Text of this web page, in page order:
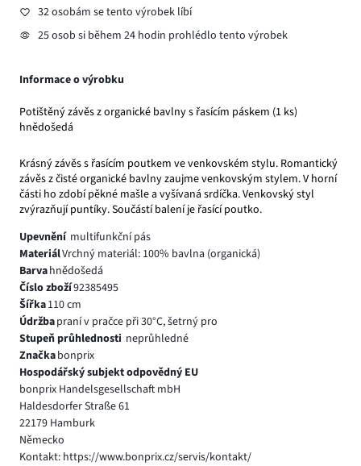
32 osobám se tento výrobek líbí
25 osob si během 24 hodin prohlédlo tento výrobek
Informace o výrobku
Potištěný závěs z organické bavlny s řasícím páskem (1 ks)
hnědošedá
Krásný závěs s řasícím poutkem ve venkovském stylu. Romantický
závěs z čisté organické bavlny zaujme venkovským stylem. V horní
části ho zdobí pěkné mašle a vyšívaná srdíčka. Venkovský styl
zvýrazňují puntíky. Součástí balení je řasící poutko.
Upevnění multifunkční pás
MateriálVrchný materiál: 100% bavlna (organická)
Barvahnědošedá
Číslo zboží92385495
Šířka110 cm
Údržbapraní v pračce při 30°C, šetrný pro
Stupeň průhlednosti neprůhledné
Značkabonprix
Hospodářský subjekt odpovědný EU
bonprix Handelsgesellschaft mbH
Haldesdorfer Straße 61
22179 Hamburk
Německo
Kontakt: https://www.bonprix.cz/servis/kontakt/